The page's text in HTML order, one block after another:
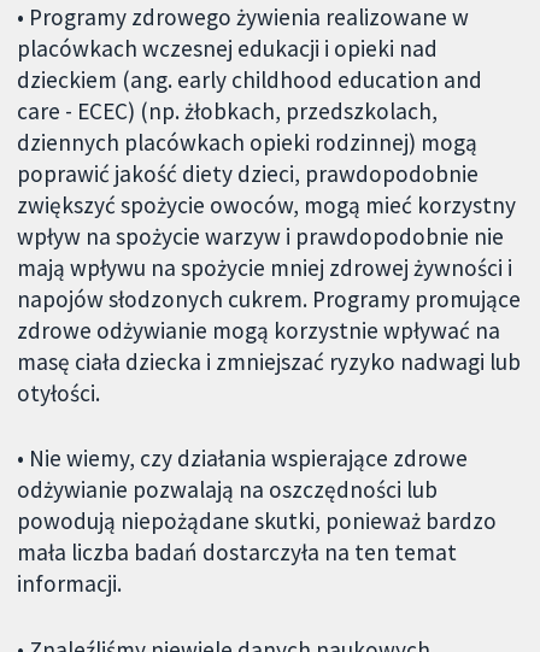
• Programy zdrowego żywienia realizowane w
placówkach wczesnej edukacji i opieki nad
dzieckiem (ang. early childhood education and
care - ECEC) (np. żłobkach, przedszkolach,
dziennych placówkach opieki rodzinnej) mogą
poprawić jakość diety dzieci, prawdopodobnie
zwiększyć spożycie owoców, mogą mieć korzystny
wpływ na spożycie warzyw i prawdopodobnie nie
mają wpływu na spożycie mniej zdrowej żywności i
napojów słodzonych cukrem. Programy promujące
zdrowe odżywianie mogą korzystnie wpływać na
masę ciała dziecka i zmniejszać ryzyko nadwagi lub
otyłości.
• Nie wiemy, czy działania wspierające zdrowe
odżywianie pozwalają na oszczędności lub
powodują niepożądane skutki, ponieważ bardzo
mała liczba badań dostarczyła na ten temat
informacji.